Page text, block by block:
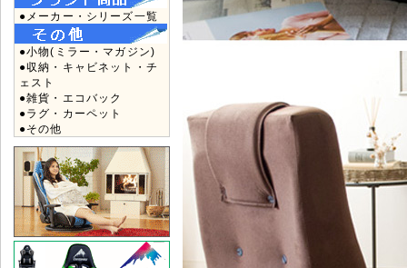
●メーカー・シリーズ一覧
●小物(ミラー・マガジン)
●収納・キャビネット・チ
ェスト
●雑貨・エコバック
●ラグ・カーペット
●その他